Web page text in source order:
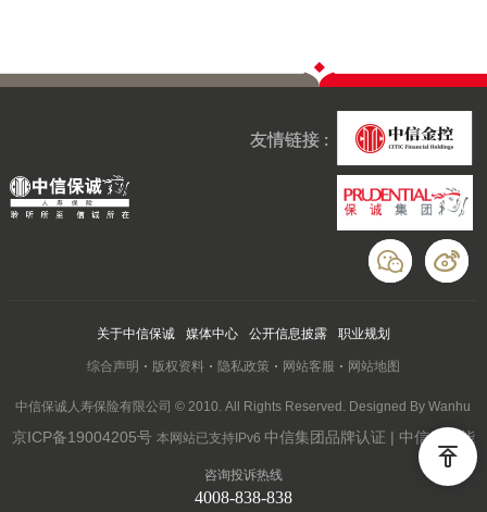
友情链接 :
关于中信保诚 媒体中心 公开信息披露 职业规划
综合声明 版权资料 隐私政策 网站客服 网站地图
中信保诚人寿保险有限公司 © 2010. All Rights Reserved. Designed By Wanhu
京ICP备19004205号 本网站已支持IPv6 中信集团品牌认证 | 中信云赋能
咨询投诉热线
4008-838-838